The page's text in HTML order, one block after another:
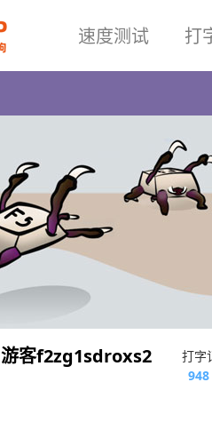
速度测试 打
游客f2zg1sdroxs2
打字
948